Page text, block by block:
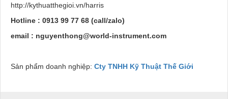
http://kythuatthegioi.vn/harris
Hotline : 0913 99 77 68 (call/zalo)
email : nguyenthong@world-instrument.com
Sản phẩm doanh nghiệp: Cty TNHH Kỹ Thuật Thế Giới